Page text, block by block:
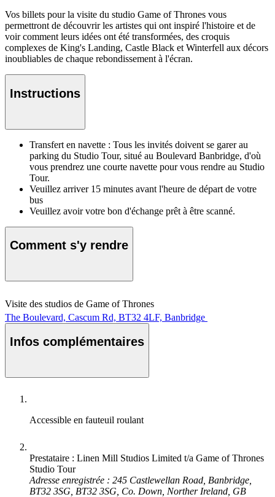
Vos billets pour la visite du studio Game of Thrones vous
permettront de découvrir les artistes qui ont inspiré l'histoire et de
voir comment leurs idées ont été transformées, des croquis
complexes de King's Landing, Castle Black et Winterfell aux décors
inoubliables de chaque rebondissement à l'écran.
Instructions
Transfert en navette : Tous les invités doivent se garer au
parking du Studio Tour, situé au Boulevard Banbridge, d'où
vous prendrez une courte navette pour vous rendre au Studio
Tour.
Veuillez arriver 15 minutes avant l'heure de départ de votre
bus
Veuillez avoir votre bon d'échange prêt à être scanné.
Comment s'y rendre
Visite des studios de Game of Thrones
The Boulevard, Cascum Rd, BT32 4LF, Banbridge
Infos complémentaires
Accessible en fauteuil roulant
Prestataire : Linen Mill Studios Limited t/a Game of Thrones
Studio Tour
Adresse enregistrée : 245 Castlewellan Road, Banbridge,
BT32 3SG, BT32 3SG, Co. Down, Norther Ireland, GB